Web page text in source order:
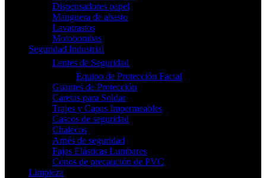
Dispensadores papel
Manguera de abasto
Lavatrastos
Motobombas
Seguridad Industrial
Lentes de Seguridad
Equipo de Protección Facial
Guantes de Protección
Caretas para Soldar
Trajes y Capas Impermeables
Cascos de seguridad
Chalecos
Arnés de seguridad
Fajas Elásticas Lumbares
Conos de precaución de PVC
Limpieza